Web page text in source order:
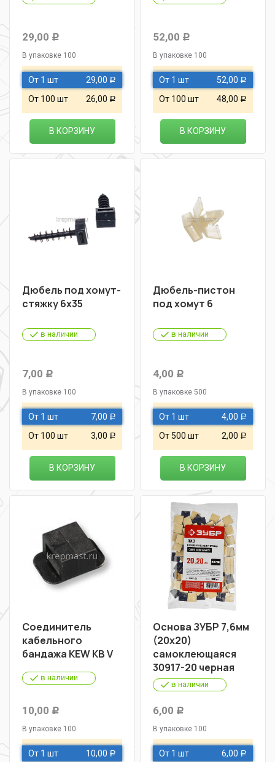
29,00 Р
В упаковке 100
От 1 шт 29,00 Р
От 100 шт 26,00 Р
В КОРЗИНУ
52,00 Р
В упаковке 100
От 1 шт 52,00 Р
От 100 шт 48,00 Р
В КОРЗИНУ
Дюбель под хомут-
стяжку 6х35
в наличии
7,00 Р
В упаковке 100
От 1 шт 7,00 Р
От 100 шт 3,00 Р
В КОРЗИНУ
Дюбель-пистон
под хомут 6
в наличии
4,00 Р
В упаковке 500
От 1 шт 4,00 Р
От 500 шт 2,00 Р
В КОРЗИНУ
Соединитель
кабельного
бандажа KEW KB V
в наличии
10,00 Р
В упаковке 100
От 1 шт 10,00 Р
Основа ЗУБР 7,6мм
(20х20)
самоклеющаяся
30917-20 черная
в наличии
6,00 Р
В упаковке 100
От 1 шт 6,00 Р